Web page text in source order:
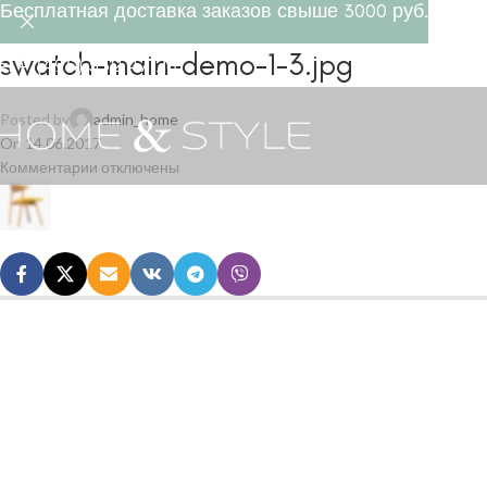
+7(495) 532 47 28
swatch-main-demo-1-3.jpg
Posted by
admin_home
On 14.06.2017
Комментарии отключены
Бесплатная доставка заказов свыше 3000 руб.